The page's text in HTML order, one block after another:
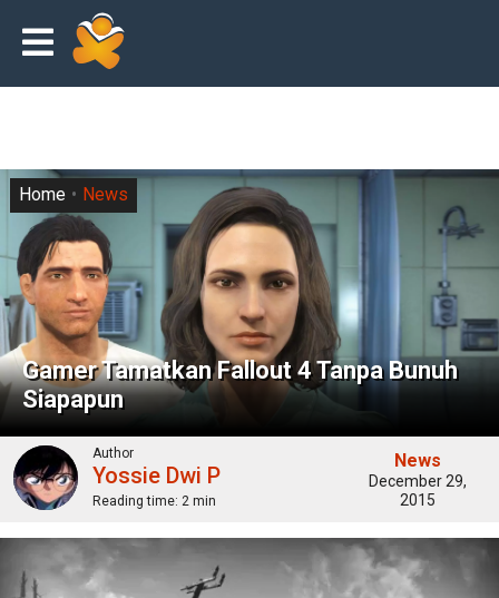
Gamer Tamatkan Fallout 4 Tanpa Bunuh
Siapapun
Home News
Author
Yossie Dwi P
Reading time: 2 min
News
December 29,
2015